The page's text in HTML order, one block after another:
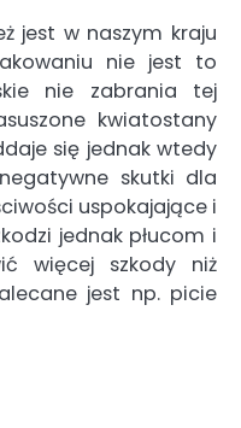
jest w naszym kraju
nie jest to
nie zabrania tej
kwiatostany
się jednak wtedy
skutki dla
uspokajające i
jednak płucom i
więcej szkody niż
jest np. picie